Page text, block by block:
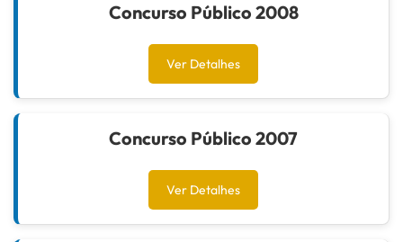
Concurso Público 2008
Ver Detalhes
Concurso Público 2007
Ver Detalhes